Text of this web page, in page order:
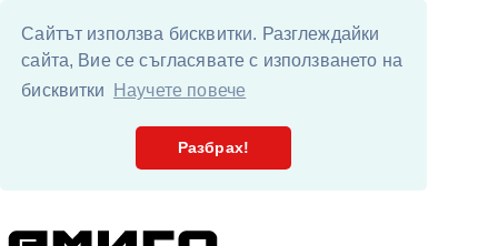
Сайтът използва бисквитки. Разглеждайки
сайта, Вие се съгласявате с използването на
бисквитки
Научете повече
Разбрах!